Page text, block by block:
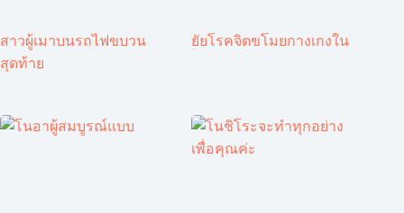
สาวผู้เมาบนรถไฟขบวน
สุดท้าย
ยัยโรคจิตขโมยกางเกงใน